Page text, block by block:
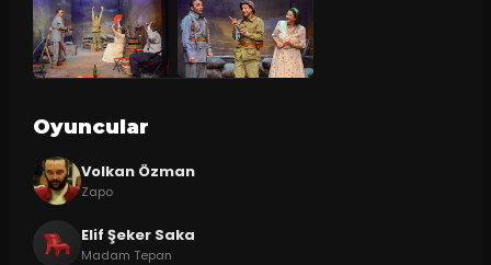
Oyuncular
Volkan Özman
Zapo
Elif Şeker Saka
Madam Tepan